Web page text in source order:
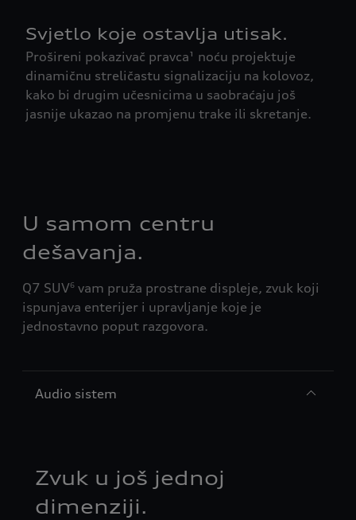
Svjetlo koje ostavlja utisak.
Prošireni pokazivač pravca¹ noću projektuje
dinamičnu streličastu signalizaciju na kolovoz,
kako bi drugim učesnicima u saobraćaju još
jasnije ukazao na promjenu trake ili skretanje.
U samom centru
dešavanja.
Q7 SUV6 vam pruža prostrane displeje, zvuk koji
ispunjava enterijer i upravljanje koje je
jednostavno poput razgovora.
Audio sistem
Zvuk u još jednoj
dimenziji.